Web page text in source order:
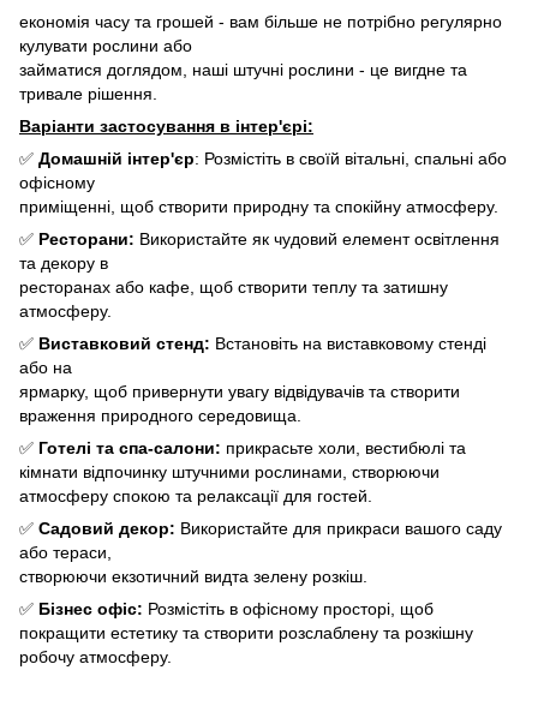
економія часу та грошей - вам більше не потрібно регулярно
кулувати рослини або
займатися доглядом, наші штучні рослини - це вигдне та
тривале рішення.
Варіанти застосування в інтер'єрі:
✅ Домашній інтер'єр: Розмістіть в своїй вітальні, спальні або
офісному
приміщенні, щоб створити природну та спокійну атмосферу.
✅ Ресторани: Використайте як чудовий елемент освітлення
та декору в
ресторанах або кафе, щоб створити теплу та затишну
атмосферу.
✅ Виставковий стенд: Встановіть на виставковому стенді
або на
ярмарку, щоб привернути увагу відвідувачів та створити
враження природного середовища.
✅ Готелі та спа-салони: прикрасьте холи, вестибюлі та
кімнати відпочинку штучними рослинами, створюючи
атмосферу спокою та релаксації для гостей.
✅ Садовий декор: Використайте для прикраси вашого саду
або тераси,
створюючи екзотичний видта зелену розкіш.
✅ Бізнес офіс: Розмістіть в офісному просторі, щоб
покращити естетику та створити розслаблену та розкішну
робочу атмосферу.